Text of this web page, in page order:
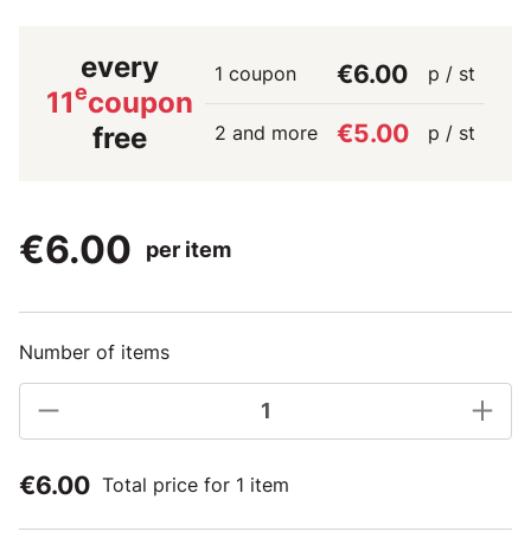
every
11ecoupon
free
1 coupon €6.00 p / st
2 and more €5.00 p / st
€6.00 per item
Number of items
€6.00 Total price for 1 item